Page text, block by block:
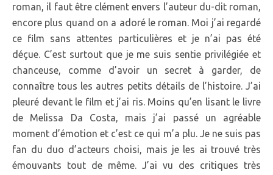
roman, il faut être clément envers l’auteur du-dit roman,
encore plus quand on a adoré le roman. Moi j’ai regardé
ce film sans attentes particulières et je n’ai pas été
déçue. C’est surtout que je me suis sentie privilégiée et
chanceuse, comme d’avoir un secret à garder, de
connaître tous les autres petits détails de l’histoire. J’ai
pleuré devant le film et j’ai ris. Moins qu’en lisant le livre
de Melissa Da Costa, mais j’ai passé un agréable
moment d’émotion et c’est ce qui m’a plu. Je ne suis pas
fan du duo d’acteurs choisi, mais je les ai trouvé très
émouvants tout de même. J’ai vu des critiques très